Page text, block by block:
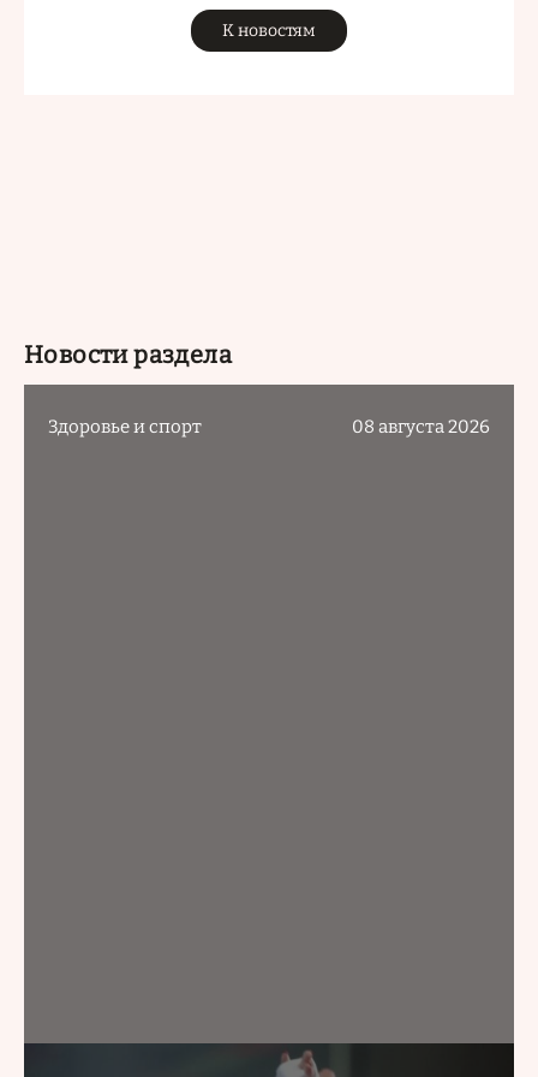
К новостям
Новости раздела
Здоровье и спорт 08 августа 2026